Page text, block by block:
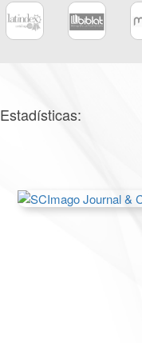
Estadísticas: